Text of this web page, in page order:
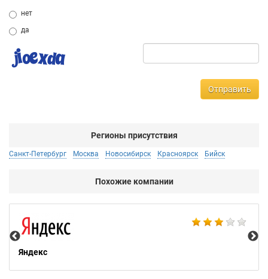
нет
да
Отправить
Регионы присутствия
Санкт-Петербург Москва Новосибирск Красноярск Бийск
Похожие компании
Яндекс